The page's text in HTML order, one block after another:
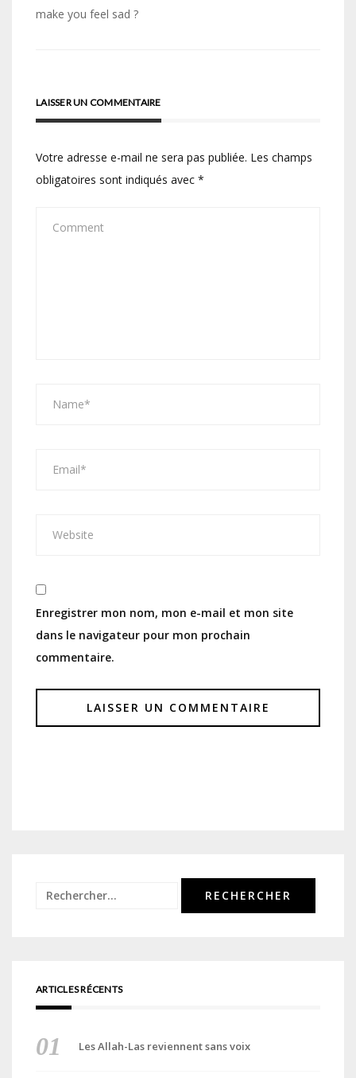
de
make you feel sad ?
LAISSER UN COMMENTAIRE
Votre adresse e-mail ne sera pas publiée. Les champs
obligatoires sont indiqués avec *
Enregistrer mon nom, mon e-mail et mon site
dans le navigateur pour mon prochain
commentaire.
Rechercher :
ARTICLES RÉCENTS
Les Allah-Las reviennent sans voix